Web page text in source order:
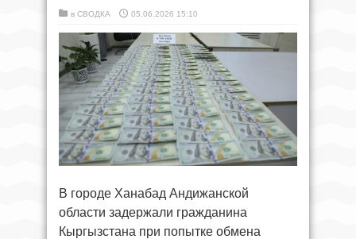
в СВОДКА 05.06.2026 15:10
В городе Ханабад Андижанской
области задержали гражданина
Кыргызстана при попытке обмена